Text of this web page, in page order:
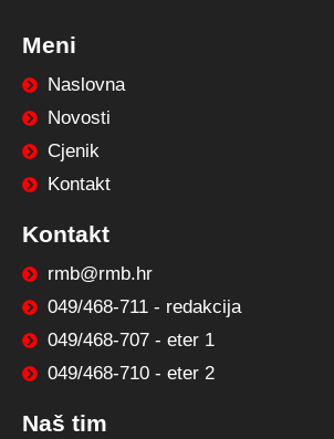
Meni
Naslovna
Novosti
Cjenik
Kontakt
Kontakt
rmb@rmb.hr
049/468-711 - redakcija
049/468-707 - eter 1
049/468-710 - eter 2
Naš tim